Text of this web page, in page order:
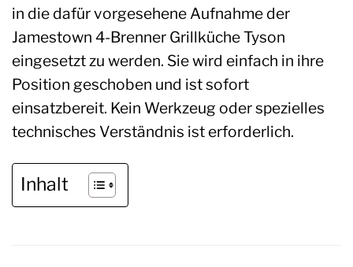
in die dafür vorgesehene Aufnahme der
Jamestown 4-Brenner Grillküche Tyson
eingesetzt zu werden. Sie wird einfach in ihre
Position geschoben und ist sofort
einsatzbereit. Kein Werkzeug oder spezielles
technisches Verständnis ist erforderlich.
Inhalt